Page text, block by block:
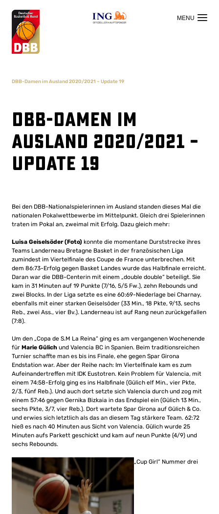
OFFIZIELLER HAUPTSPONSOR
DBB-Damen im Ausland 2020/2021 – Update 19
DBB-Damen im
Ausland 2020/2021 –
Update 19
Bei den DBB-Nationalspielerinnen im Ausland standen dieses Mal die
nationalen Pokalwettbewerbe im Mittelpunkt. Gleich drei Spielerinnen
traten im Pokal an, zweimal mit Erfolg. Dazu gleich mehr:
Luisa Geiselsöder (Foto) konnte die momentane Durststrecke ihres
Teams Landerneau Bretagne Basket in der französischen Liga
zumindest im Viertelfinale des Coupe de France unterbrechen. Mit
dem 86:73-Erfolg gegen Basket Landes wurde das Halbfinale erreicht.
Daran war die DBB-Centerin mit einem „double double“ beteiligt. Sie
kam in 31 Minuten auf 19 Punkte (7/16, 5/5 Fw.), zehn Rebounds und
zwei Blocks. In der Liga setzte es eine 60:69-Niederlage bei Charnay,
ebenfalls mit einer starken Geiselsöder (33 Min., 18 Pkte, 9/13, sechs
Reb., zwei Ass., vier Bv.). Landerneau ist auf Rang neun zurückgefallen
(7:8).
Um den „Copa de S.M La Reina“ ging es am vergangenen Wochenende
für Marie Gülich und Valencia BC in Spanien. Beim traditionsreichen
Turnier schaffte man es bis ins Finale, ehe gegen Spar Girona
Endstation war. Aber der Reihe nach: Im Viertelfinale kam es zum
Aufeinandertreffen mit IDK Eustotren. Kein Problem für Valencia, mit
einem 74:58-Erfolg ging es ins Halbfinale (Gülich elf Min., vier Pkte,
2/3, fünf Reb.). Und auch dort setzte sich Valencia durch und zog mit
einem 57:46 gegen Gernika Bizkaia in das Endspiel ein (Gülich 13 Min.,
sechs Pkte, 3/7, vier Reb.). Dort wartete Spar Girona auf Gülich & Co.
und erwies sich letztlich als das an diesem Tag stärkere Team. 62:72
hieß es nach 40 Minuten aus Sicht von Valencia. Gülich wurde 25
Minuten aufs Parkett geschickt und kam auf neun Punkte (4/9) und
sechs Rebounds.
„Cup Girl“ Nummer drei